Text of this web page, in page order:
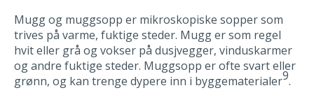
Mugg og muggsopp er mikroskopiske sopper som
trives på varme, fuktige steder. Mugg er som regel
hvit eller grå og vokser på dusjvegger, vinduskarmer
og andre fuktige steder. Muggsopp er ofte svart eller
grønn, og kan trenge dypere inn i byggematerialer9.